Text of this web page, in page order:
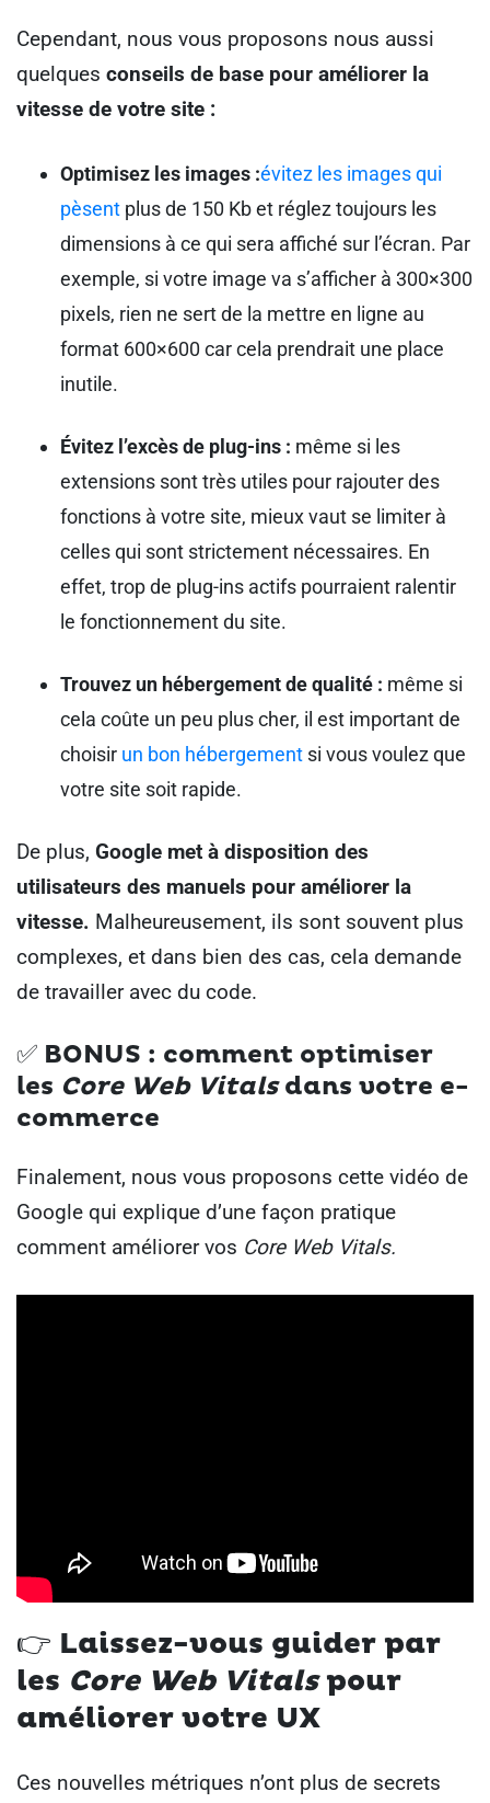
Cependant, nous vous proposons nous aussi
quelques conseils de base pour améliorer la
vitesse de votre site :
Optimisez les images :évitez les images qui
pèsent plus de 150 Kb et réglez toujours les
dimensions à ce qui sera affiché sur l’écran. Par
exemple, si votre image va s’afficher à 300×300
pixels, rien ne sert de la mettre en ligne au
format 600×600 car cela prendrait une place
inutile.
Évitez l’excès de plug-ins : même si les
extensions sont très utiles pour rajouter des
fonctions à votre site, mieux vaut se limiter à
celles qui sont strictement nécessaires. En
effet, trop de plug-ins actifs pourraient ralentir
le fonctionnement du site.
Trouvez un hébergement de qualité : même si
cela coûte un peu plus cher, il est important de
choisir un bon hébergement si vous voulez que
votre site soit rapide.
De plus, Google met à disposition des
utilisateurs des manuels pour améliorer la
vitesse. Malheureusement, ils sont souvent plus
complexes, et dans bien des cas, cela demande
de travailler avec du code.
✅ BONUS : comment optimiser
les Core Web Vitalsdans votre e-
commerce
Finalement, nous vous proposons cette vidéo de
Google qui explique d’une façon pratique
comment améliorer vos Core Web Vitals.
👉 Laissez-vous guider par
les Core Web Vitalspour
améliorer votre UX
Ces nouvelles métriques n’ont plus de secrets